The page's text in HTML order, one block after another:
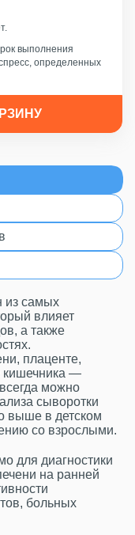
выполнения
определенных
самых
влияет
а также
плаценте,
кишечника —
можно
сыворотки
выше в детском
со взрослыми.
для диагностики
на ранней
больных